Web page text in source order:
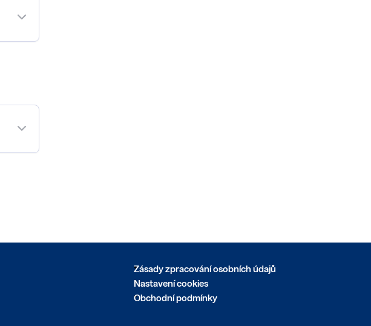
Zásady zpracování osobních údajů
Nastavení cookies
Obchodní podmínky